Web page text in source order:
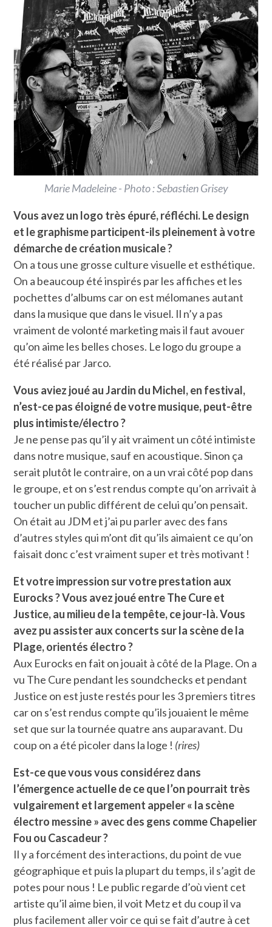
Marie Madeleine - Photo : Sebastien Grisey
Vous avez un logo très épuré, réfléchi. Le design
et le graphisme participent-ils pleinement à votre
démarche de création musicale ?
On a tous une grosse culture visuelle et esthétique.
On a beaucoup été inspirés par les affiches et les
pochettes d’albums car on est mélomanes autant
dans la musique que dans le visuel. Il n’y a pas
vraiment de volonté marketing mais il faut avouer
qu’on aime les belles choses. Le logo du groupe a
été réalisé par Jarco.
Vous aviez joué au Jardin du Michel, en festival,
n’est-ce pas éloigné de votre musique, peut-être
plus intimiste/électro ?
Je ne pense pas qu’il y ait vraiment un côté intimiste
dans notre musique, sauf en acoustique. Sinon ça
serait plutôt le contraire, on a un vrai côté pop dans
le groupe, et on s’est rendus compte qu’on arrivait à
toucher un public différent de celui qu’on pensait.
On était au JDM et j’ai pu parler avec des fans
d’autres styles qui m’ont dit qu’ils aimaient ce qu’on
faisait donc c’est vraiment super et très motivant !
Et votre impression sur votre prestation aux
Eurocks ? Vous avez joué entre The Cure et
Justice, au milieu de la tempête, ce jour-là. Vous
avez pu assister aux concerts sur la scène de la
Plage, orientés électro ?
Aux Eurocks en fait on jouait à côté de la Plage. On a
vu The Cure pendant les soundchecks et pendant
Justice on est juste restés pour les 3 premiers titres
car on s’est rendus compte qu’ils jouaient le même
set que sur la tournée quatre ans auparavant. Du
coup on a été picoler dans la loge ! (rires)
Est-ce que vous vous considérez dans
l’émergence actuelle de ce que l’on pourrait très
vulgairement et largement appeler « la scène
électro messine » avec des gens comme Chapelier
Fou ou Cascadeur ?
Il y a forcément des interactions, du point de vue
géographique et puis la plupart du temps, il s’agit de
potes pour nous ! Le public regarde d’où vient cet
artiste qu’il aime bien, il voit Metz et du coup il va
plus facilement aller voir ce qui se fait d’autre à cet